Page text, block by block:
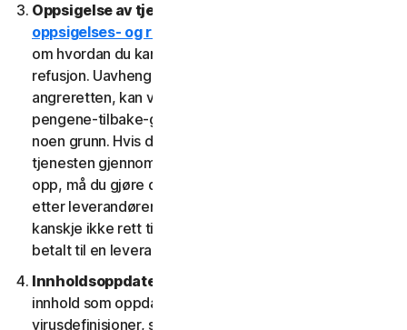
Oppsigelse av tjenesten.
oppsigelses- og refusjonsreglene
om hvordan du kansellerer kontrakten og får eventuell
refusjon. Uavhengig av lovfestede rettigheter som
angreretten, kan visse tjenester inkludere en
pengene-tilbake-garanti, hvis du ikke er fornøyd av
noen grunn. Hvis du derimot fikk retten til å bruke
tjenesten gjennom en leverandør, og du ønsker å si
opp, må du gjøre det direkte hos den leverandøren
etter leverandørens instruksjoner. I slike tilfeller har du
kanskje ikke rett til refusjon fra oss av gebyr du har
betalt til en leverandør.
Innholdsoppdateringer.
innhold som oppdateres fra tid til annen, for eksempel
virusdefinisjoner, spionprogramdefinisjoner, antispam-